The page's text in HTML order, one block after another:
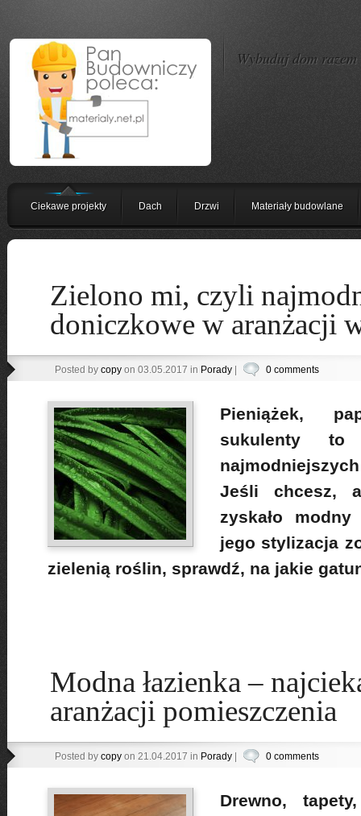
Wybuduj dom
Ciekawe projekty Dach Drzwi Materiały budowlane
Zielono mi, czyli
doniczkowe w aranżacji
Posted by copyon 03.05.2017 in Porady| 0 comments
Pieniążek,
sukulenty
Jeśli chcesz,
zyskało
jego stylizacja
zielenią roślin, sprawdź, na jakie
Modna łazienka –
aranżacji pomieszczenia
Posted by copyon 21.04.2017 in Porady| 0 comments
Drewno,